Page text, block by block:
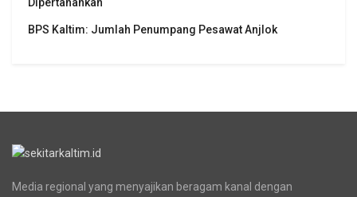
BPS Kaltim: Jumlah Penumpang Pesawat Anjlok
Media regional yang menyajikan beragam kanal dengan